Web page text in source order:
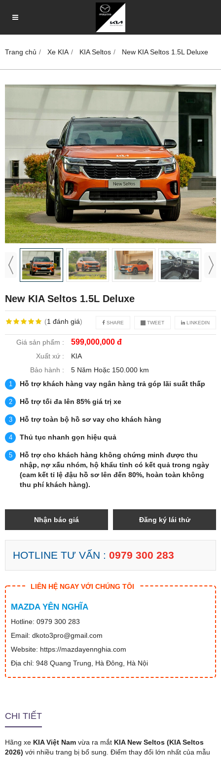
Trang chủ Xe KIA KIA Seltos New KIA Seltos 1.5L Deluxe
New KIA Seltos 1.5L Deluxe
(1 đánh giá) SHARE TWEET LINKEDIN
Giá sản phẩm : 599,000,000 đ
Xuất xứ :
KIA
Bảo hành :
5 Năm Hoặc 150.000 km
Hỗ trợ khách hàng vay ngân hàng trả góp lãi suất thấp
Hỗ trợ tối đa lên 85% giá trị xe
Hỗ trợ toàn bộ hồ sơ vay cho khách hàng
Thủ tục nhanh gọn hiệu quả
Hỗ trợ cho khách hàng không chứng minh được thu
nhập, nợ xấu nhóm, hộ khẩu tỉnh có kết quả trong ngày
(cam kết tỉ lệ đậu hồ sơ lên đến 80%, hoàn toàn không
thu phí khách hàng).
Nhận báo giá Đăng ký lái thử
HOTLINE TƯ VẤN : 0979 300 283
LIÊN HỆ NGAY VỚI CHÚNG TÔI
MAZDA YÊN NGHĨA
Hotline: 0979 300 283
Email: dkoto3pro@gmail.com
Website: https://mazdayennghia.com
Địa chỉ: 948 Quang Trung, Hà Đông, Hà Nội
CHI TIẾT
Hãng xe KIA Việt Nam vừa ra mắt KIA New Seltos (KIA Seltos
2026) với nhiều trang bị bổ sung. Điểm thay đổi lớn nhất của mẫu